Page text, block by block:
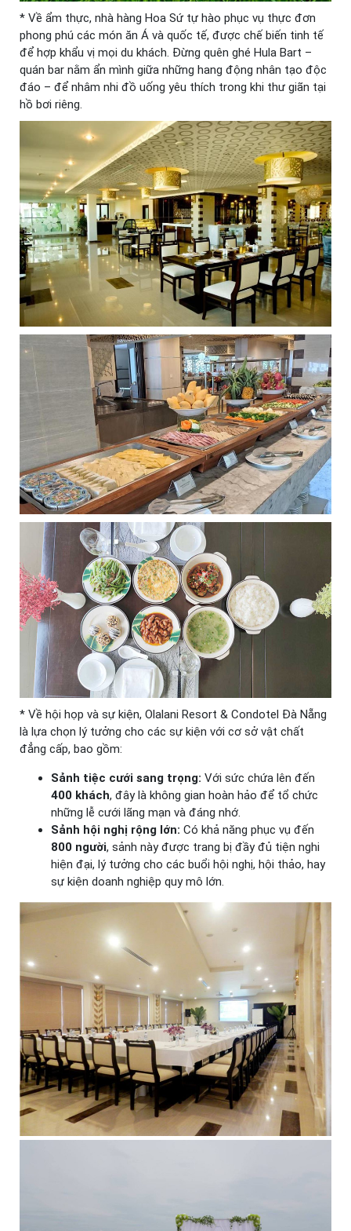
* Về ẩm thực, nhà hàng Hoa Sứ tự hào phục vụ thực đơn
phong phú các món ăn Á và quốc tế, được chế biến tinh tế
để hợp khẩu vị mọi du khách. Đừng quên ghé Hula Bart –
quán bar nằm ẩn mình giữa những hang động nhân tạo độc
đáo – để nhâm nhi đồ uống yêu thích trong khi thư giãn tại
hồ bơi riêng.
* Về hội họp và sự kiện, Olalani Resort & Condotel Đà Nẵng
là lựa chọn lý tưởng cho các sự kiện với cơ sở vật chất
đẳng cấp, bao gồm:
Sảnh tiệc cưới sang trọng: Với sức chứa lên đến
400 khách, đây là không gian hoàn hảo để tổ chức
những lễ cưới lãng mạn và đáng nhớ.
Sảnh hội nghị rộng lớn: Có khả năng phục vụ đến
800 người, sảnh này được trang bị đầy đủ tiện nghi
hiện đại, lý tưởng cho các buổi hội nghị, hội thảo, hay
sự kiện doanh nghiệp quy mô lớn.